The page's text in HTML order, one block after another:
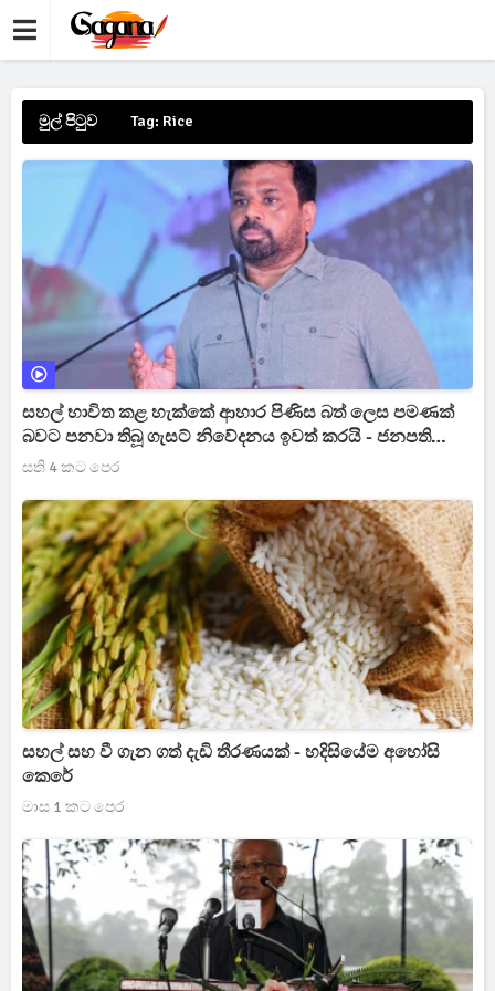
මුල් පිටුව Tag: Rice
සහල් භාවිත කළ හැක්කේ ආහාර පිණිස බත් ලෙස පමණක්
බවට පනවා තිබූ ගැසට් නිවේදනය ඉවත් කරයි - ජනපති
[VIDEO]
සති 4 කට පෙර
සහල් සහ වී ගැන ගත් දැඩි තීරණයක් - හදිසියේම අහෝසි
කෙරේ
මාස 1 කට පෙර